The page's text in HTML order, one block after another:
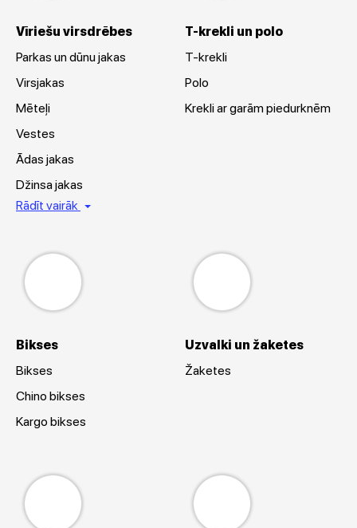
Vīriešu virsdrēbes
Parkas un dūnu jakas
Virsjakas
Mēteļi
Vestes
Ādas jakas
Džinsa jakas
Rādīt vairāk
T-krekli un polo
T-krekli
Polo
Krekli ar garām piedurknēm
Bikses
Bikses
Chino bikses
Kargo bikses
Uzvalki un žaketes
Žaketes